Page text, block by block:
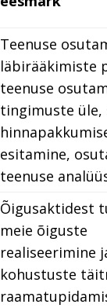
Teenuse
läbirääkimiste
teenuse
tingimuste üle,
esitamine,
teenuse
Õigusaktidest
meie õiguste
realiseerimine
kohustuste